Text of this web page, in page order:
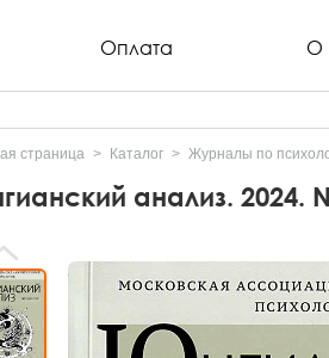
Оплата О
страница Каталог Журналы по
анализ. 2024.